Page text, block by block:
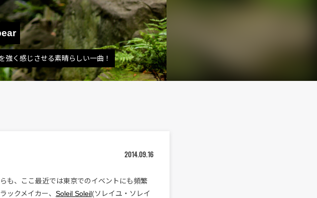
く感じさせる素晴らしい一曲！
2014.09.16
も、ここ最近では東京でのイベントにも頻繁
ックメイカー、 Soleil Soleil(ソレイユ・ソレイ